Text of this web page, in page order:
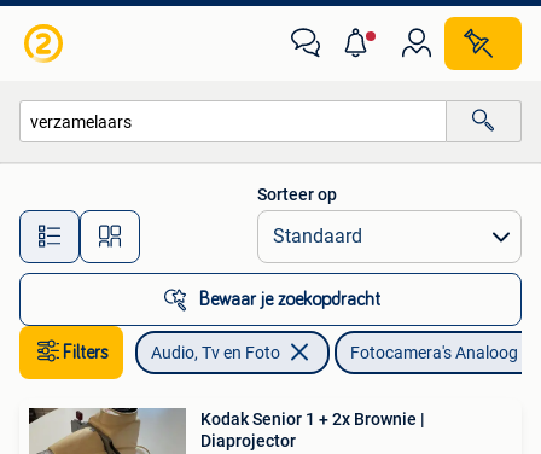
Alle afstanden…
Sorteer op
Bewaar je zoekopdracht
Filters Audio, Tv en Foto Fotocamera's Analoog
Kodak Senior 1 + 2x Brownie |
Diaprojector